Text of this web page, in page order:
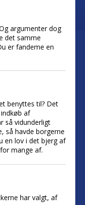
argumenter dog
det samme
er fandeme en
benyttes til? Det
af
så vidunderligt
så havde borgerne
en lov i det bjerg af
mange af.
har valgt, af